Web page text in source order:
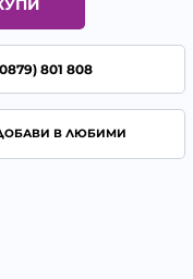
801 808
В ЛЮБИМИ